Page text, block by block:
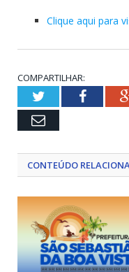
Clique aqui para
COMPARTILHAR:
Twitter
Email
CONTEÚDO